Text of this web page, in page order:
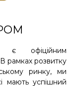
є офіційним
рамках розвитку
ринку, ми
мають успішний